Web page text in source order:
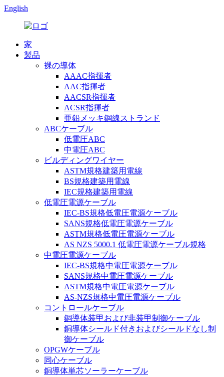
English
家
製品
裸の導体
AAAC指揮者
AAC指揮者
AACSR指揮者
ACSR指揮者
亜鉛メッキ鋼線ストランド
ABCケーブル
低電圧ABC
中電圧ABC
ビルディングワイヤー
ASTM規格建築用電線
BS規格建築用電線
IEC規格建築用電線
低電圧電源ケーブル
IEC-BS規格低電圧電源ケーブル
SANS規格低電圧電源ケーブル
ASTM規格低電圧電源ケーブル
AS NZS 5000.1 低電圧電源ケーブル規格
中電圧電源ケーブル
IEC-BS規格中電圧電源ケーブル
SANS規格中電圧電源ケーブル
ASTM規格中電圧電源ケーブル
AS-NZS規格中電圧電源ケーブル
コントロールケーブル
銅導体装甲および非装甲制御ケーブル
銅導体シールド付きおよびシールドなし制
御ケーブル
OPGWケーブル
同心ケーブル
銅導体単芯ソーラーケーブル